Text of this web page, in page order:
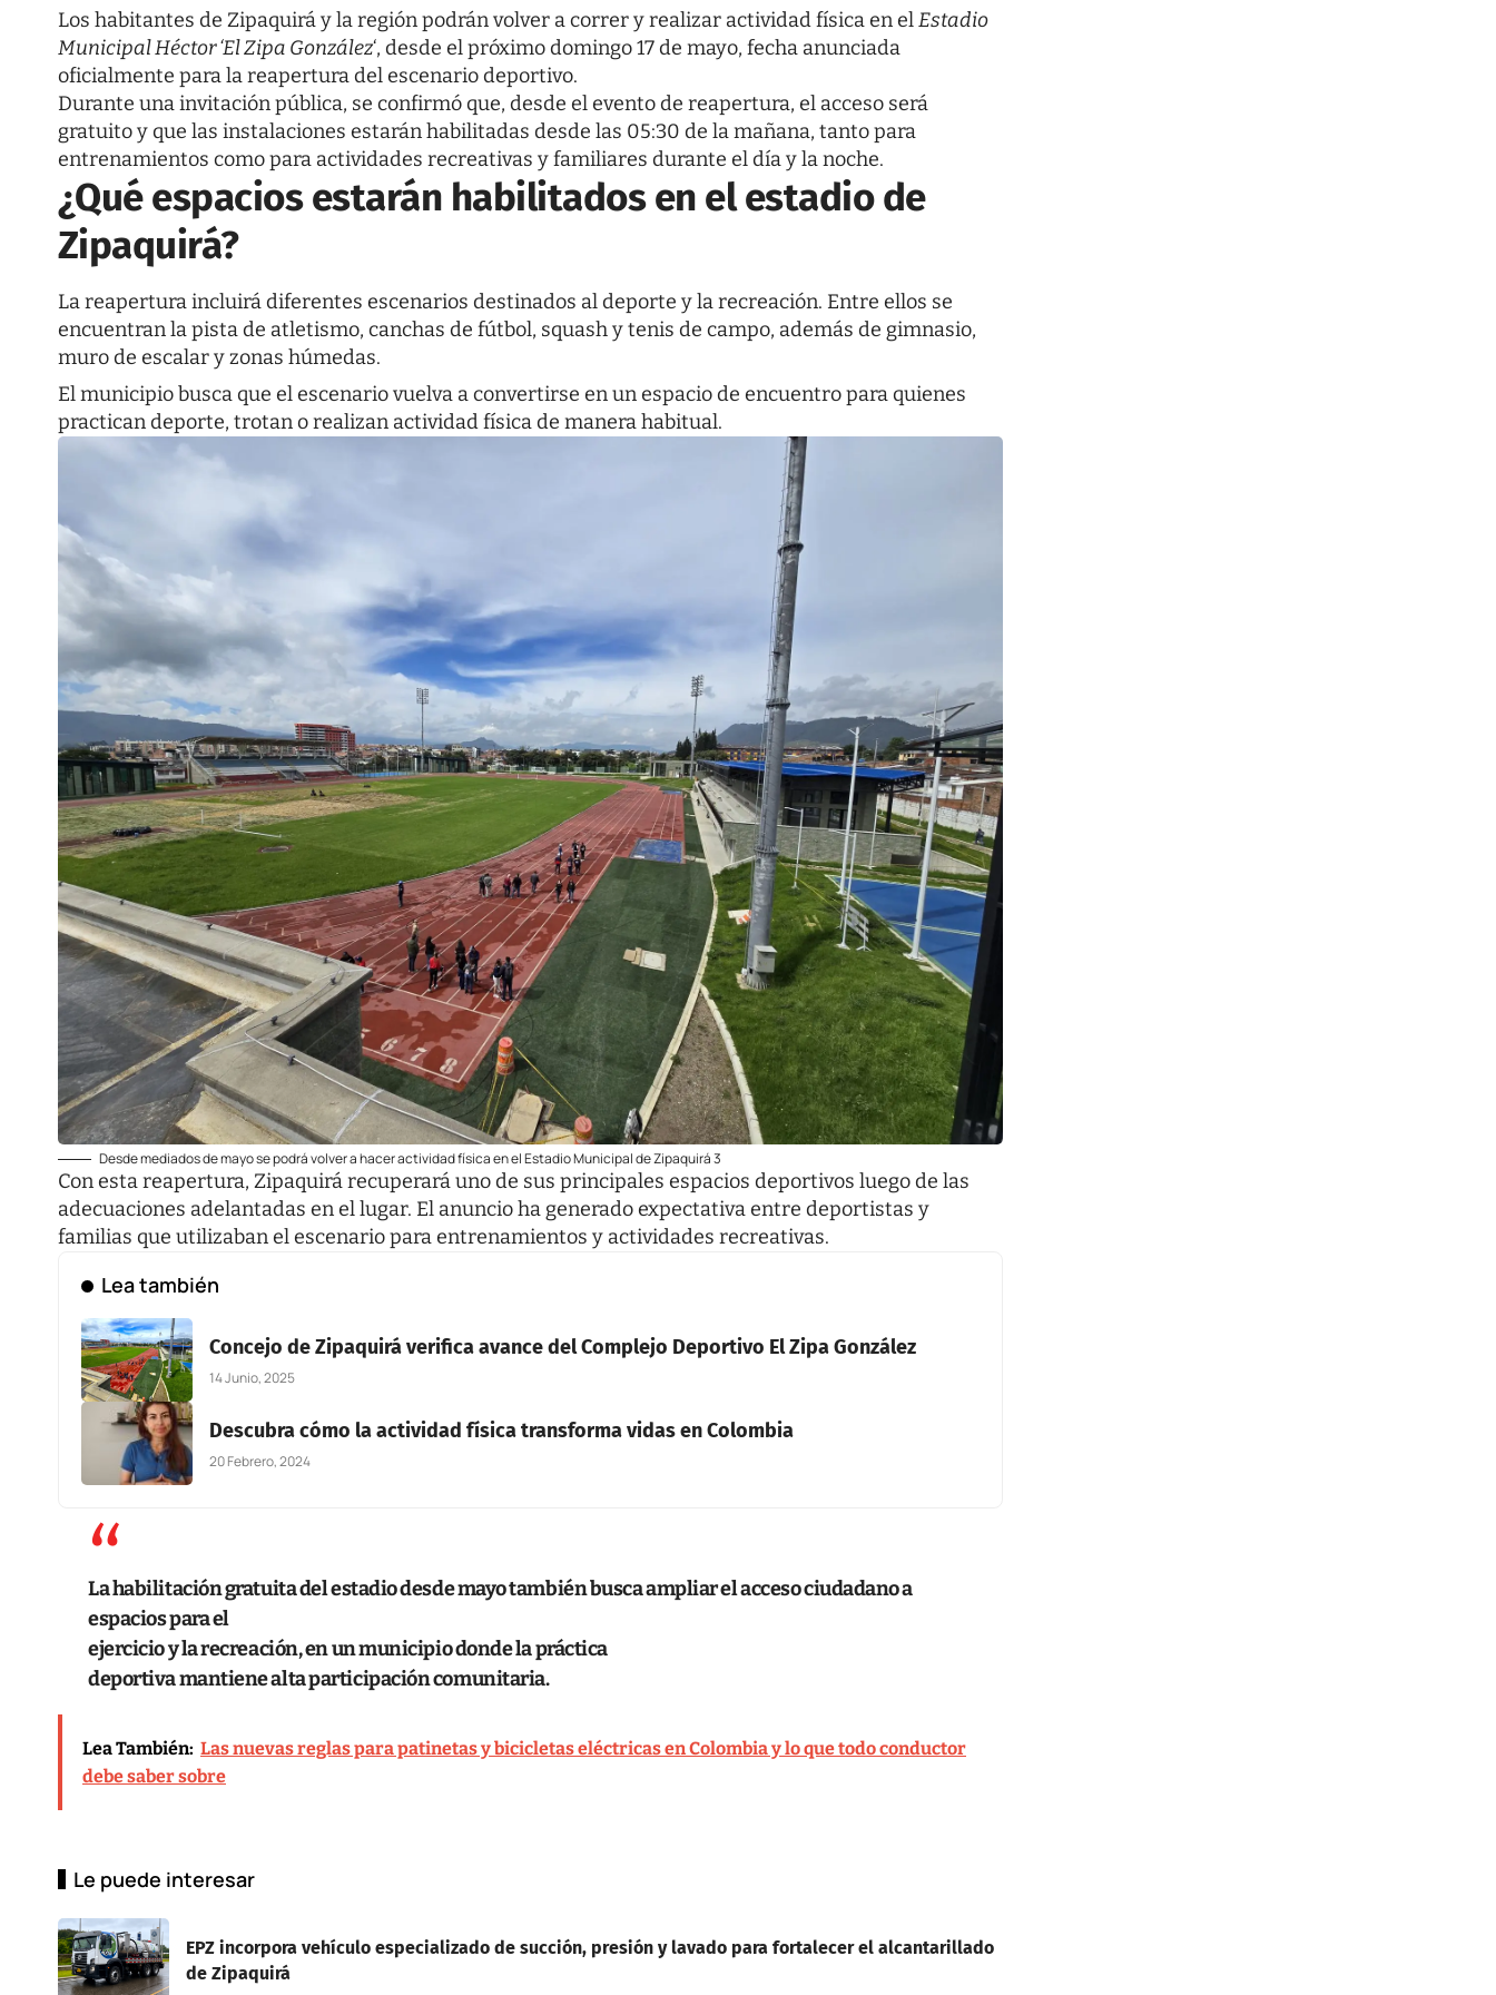
Los habitantes de Zipaquirá y la región podrán volver a correr y realizar actividad física en elEstadio
Municipal Héctor ‘El Zipa González‘, desde el próximo domingo 17 de mayo, fecha anunciada
oficialmente para la reapertura del escenario deportivo.
Durante una invitación pública, se confirmó que, desde el evento de reapertura, el acceso será
gratuito y que las instalaciones estarán habilitadas desde las 05:30 de la mañana, tanto para
entrenamientos como para actividades recreativas y familiares durante el día y la noche.
¿Qué espacios estarán habilitados en el estadio de
Zipaquirá?
La reapertura incluirá diferentes escenarios destinados al deporte y la recreación. Entre ellos se
encuentran la pista de atletismo, canchas de fútbol, squash y tenis de campo, además de gimnasio,
muro de escalar y zonas húmedas.
El municipio busca que el escenario vuelva a convertirse en un espacio de encuentro para quienes
practican deporte, trotan o realizan actividad física de manera habitual.
Desde mediados de mayo se podrá volver a hacer actividad física en el Estadio Municipal de Zipaquirá 3
Con esta reapertura, Zipaquirá recuperará uno de sus principales espacios deportivos luego de las
adecuaciones adelantadas en el lugar. El anuncio ha generado expectativa entre deportistas y
familias que utilizaban el escenario para entrenamientos y actividades recreativas.
Lea también
Concejo de Zipaquirá verifica avance del Complejo Deportivo El Zipa González
14 Junio, 2025
Descubra cómo la actividad física transforma vidas en Colombia
20 Febrero, 2024
La habilitación gratuita del estadio desde mayo también busca ampliar el acceso ciudadano a
espacios para el
ejercicio y la recreación, en un municipio donde la práctica
deportiva mantiene alta participación comunitaria.
Lea También: Las nuevas reglas para patinetas y bicicletas eléctricas en Colombia y lo que todo conductor
debe saber sobre
Le puede interesar
EPZ incorpora vehículo especializado de succión, presión y lavado para fortalecer el alcantarillado
de Zipaquirá